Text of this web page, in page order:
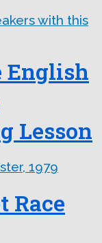
English
Lesson
Race